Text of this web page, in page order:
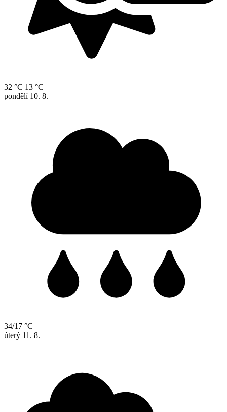
32 °C 13 °C
pondělí 10. 8.
34/17 °C
úterý 11. 8.